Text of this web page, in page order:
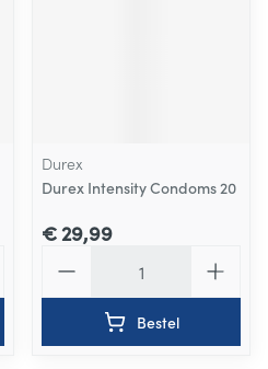
Durex
Durex Intensity Condoms 20
€ 29,99
Bestel